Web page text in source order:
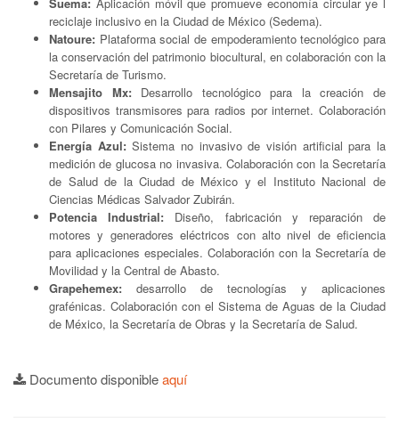
reciclaje inclusivo en la Ciudad de México (Sedema).
Natoure: Plataforma social de empoderamiento tecnológico para
la conservación del patrimonio biocultural, en colaboración con la
Secretaría de Turismo.
Mensajito Mx:Desarrollo tecnológico para la creación de
dispositivos transmisores para radios por internet. Colaboración
con Pilares y Comunicación Social.
Energía Azul:Sistema no invasivo de visión artificial para la
medición de glucosa no invasiva. Colaboración con la Secretaría
de Salud de la Ciudad de México y el Instituto Nacional de
Ciencias Médicas Salvador Zubirán.
Potencia Industrial: Diseño, fabricación y reparación de
motores y generadores eléctricos con alto nivel de eficiencia
para aplicaciones especiales. Colaboración con la Secretaría de
Movilidad y la Central de Abasto.
Grapehemex: desarrollo de tecnologías y aplicaciones
grafénicas. Colaboración con el Sistema de Aguas de la Ciudad
de México, la Secretaría de Obras y la Secretaría de Salud.
Documento disponibleaquí